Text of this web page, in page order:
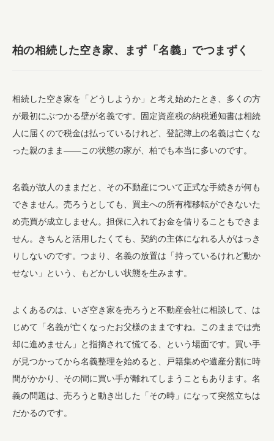
柏の相続した空き家、まず「名義」でつまずく
相続した空き家を「どうしようか」と考え始めたとき、多くの方
が最初にぶつかる壁が名義です。固定資産税の納税通知書は相続
人に届くので税金は払っているけれど、登記簿上の名義は亡くな
った親のまま——この状態の家が、柏でも本当に多いのです。
名義が故人のままだと、その不動産について正式な手続きが何も
できません。売ろうとしても、買主への所有権移転ができないた
め売買が成立しません。担保に入れてお金を借りることもできま
せん。きちんと活用したくても、契約の主体になれる人がはっき
りしないのです。つまり、名義の放置は「持っているけれど動か
せない」という、もどかしい状態を生みます。
よくあるのは、いざ空き家を売ろうと不動産会社に相談して、は
じめて「名義が亡くなったお父様のままですね。このままでは売
却に進めません」と指摘されて慌てる、という場面です。買い手
が見つかってから名義整理を始めると、戸籍集めや遺産分割に時
間がかかり、その間に買い手が離れてしまうこともあります。名
義の問題は、売ろうと動き出した「その時」になって突然立ちは
だかるのです。